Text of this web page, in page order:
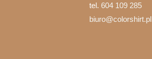
tel. 604 109 285
biuro@colorshirt.pl